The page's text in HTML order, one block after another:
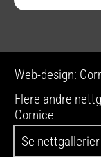
Web-design:
Flere andre
Cornice
Se nettgallerier